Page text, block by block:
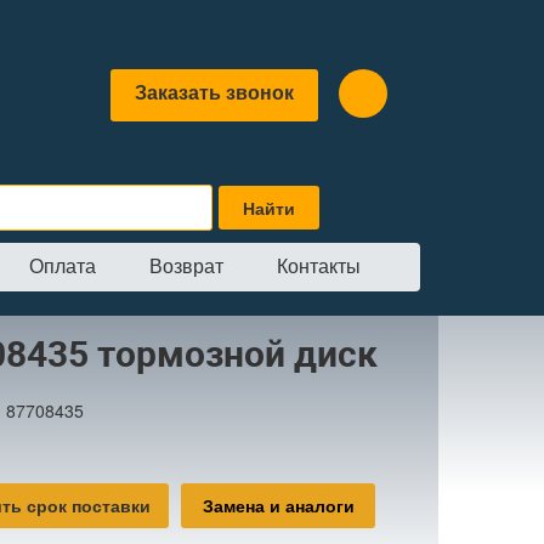
Заказать звонок
Оплата Возврат Контакты
диск
тормозной диск
87708435
срок поставки Замена и аналоги